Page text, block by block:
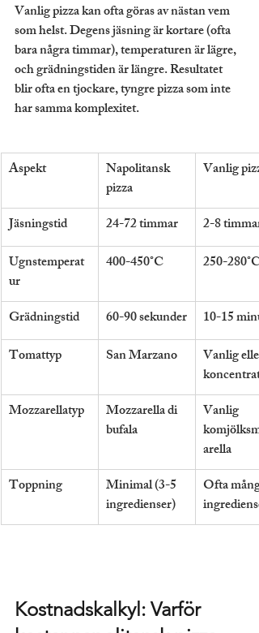
Vanlig pizza kan ofta göras av nästan vem
som helst. Degens jäsning är kortare (ofta
bara några timmar), temperaturen är lägre,
och grädningstiden är längre. Resultatet
blir ofta en tjockare, tyngre pizza som inte
har samma komplexitet.
Aspekt
Napolitansk
pizza
Vanlig pizza
Jäsningstid 24-72 timmar
2-8 timmar
Ugnstemperat
ur
400-450°C 250-280°C
Grädningstid 60-90 sekunder
10-15
Tomattyp
San Marzano
Vanlig eller
koncentrat
Mozzarellatyp
Mozzarella di
bufala
Vanlig
arella
Toppning
Minimal (3-5
ingredienser)
Ofta många
ingredienser
Kostnadskalkyl: Varför